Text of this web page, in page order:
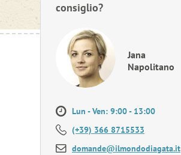
consiglio?
Jana
Napolitano
Lun - Ven: 9:00 - 13:00
(+39) 366 8715533
domande@ilmondodiagata.it